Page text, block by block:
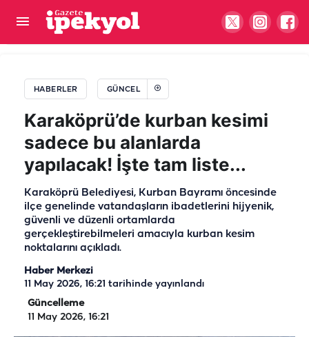
HABERLER GÜNCEL
Karaköprü’de kurban kesimi
sadece bu alanlarda
yapılacak! İşte tam liste...
Karaköprü Belediyesi, Kurban Bayramı öncesinde
ilçe genelinde vatandaşların ibadetlerini hijyenik,
güvenli ve düzenli ortamlarda
gerçekleştirebilmeleri amacıyla kurban kesim
noktalarını açıkladı.
Haber Merkezi
11 May 2026, 16:21 tarihinde yayınlandı
Güncelleme
11 May 2026, 16:21
Eyyübiye’de 5 farklı noktada ücretsiz YKS tercih